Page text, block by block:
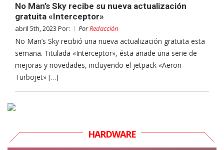
No Man’s Sky recibe su nueva actualización
gratuita «Interceptor»
abril 5th, 2023 Por: PorRedacción
No Man’s Sky recibió una nueva actualización gratuita esta
semana. Titulada «Interceptor», ésta añade una serie de
mejoras y novedades, incluyendo el jetpack «Aeron
Turbojet» […]
HARDWARE